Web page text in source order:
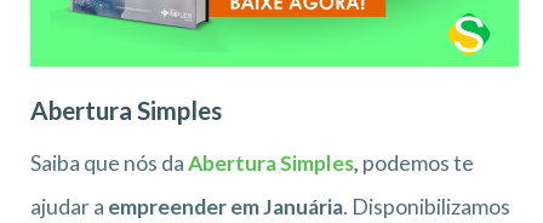
Abertura Simples
Saiba que nós daAbertura Simples, podemos te
ajudar a empreender em Januária. Disponibilizamos